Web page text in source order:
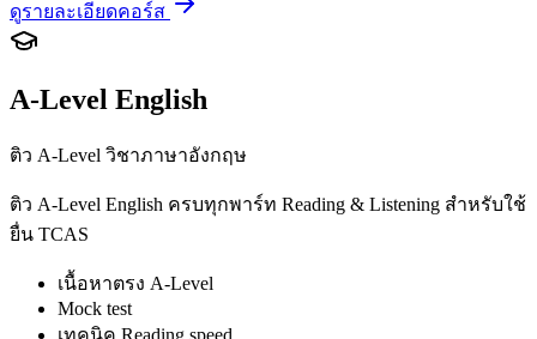
ดูรายละเอียดคอร์ส
A-Level English
ติว A-Level วิชาภาษาอังกฤษ
ติว A-Level English ครบทุกพาร์ท Reading & Listening สำหรับใช้
ยื่น TCAS
เนื้อหาตรง A-Level
Mock test